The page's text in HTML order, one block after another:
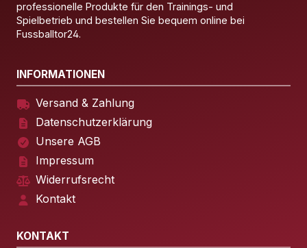
professionelle Produkte für den Trainings- und
Spielbetrieb und bestellen Sie bequem online bei
Fussballtor24.
INFORMATIONEN
Versand & Zahlung
Datenschutzerklärung
Unsere AGB
Impressum
Widerrufsrecht
Kontakt
KONTAKT